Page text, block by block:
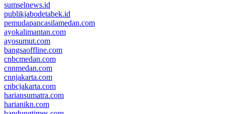
sumselnews.id
publikjabodetabek.id
pemudapancasilamedan.com
ayokalimantan.com
ayosumut.com
bangsaoffline.com
cnbcmedan.com
cnnmedan.com
cnnjakarta.com
cnbcjakarta.com
hariansumatra.com
harianikn.com